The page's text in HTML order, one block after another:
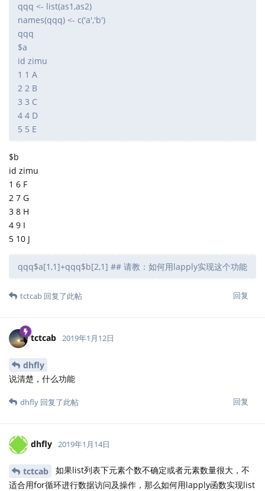
qqq <- list(as1,as2)
names(qqq) <- c('a','b')
qqq
$a
id zimu
1 1 A
2 2 B
3 3 C
4 4 D
5 5 E
$b
id zimu
1 6 F
2 7 G
3 8 H
4 9 I
5 10 J
qqq$a[1,1]+qqq$b[2,1] ## 请教：如何用lapply实现这个功能
回复
tctcab 回复了此帖
tctcab 2019年1月12日
dhfly
说清楚，什么功能
回复
dhfly 回复了此帖
dhfly 2019年1月14日
tctcab
如果list列表下元素个数不确定或者元素数量很大，不
适合用for循环进行数据访问及操作，那么如何用lapply函数实现list